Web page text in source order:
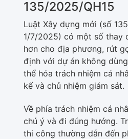
135/2025/QH15
Luật Xây dựng mới (số
1/7/2025) có một số thay
hơn cho địa phương, rút
định với dự án không
thể hóa trách nhiệm cá
kế và chủ nhiệm giám sát.
Về phía trách nhiệm cá
chú ý và đi đúng hướng.
thi công thường dẫn đến